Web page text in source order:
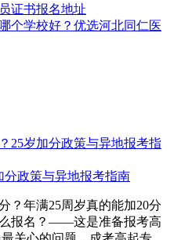
证书报名地址
个学校好？优选河北同仁医
分政策与异地报考指南
？年满25周岁真的能加20分
报名？——这是准备报考高